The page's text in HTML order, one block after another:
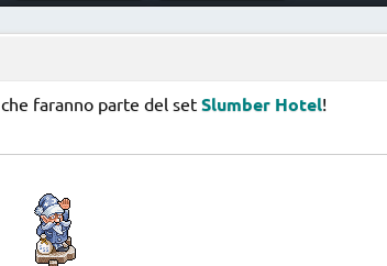
che faranno parte del setSlumber Hotel!